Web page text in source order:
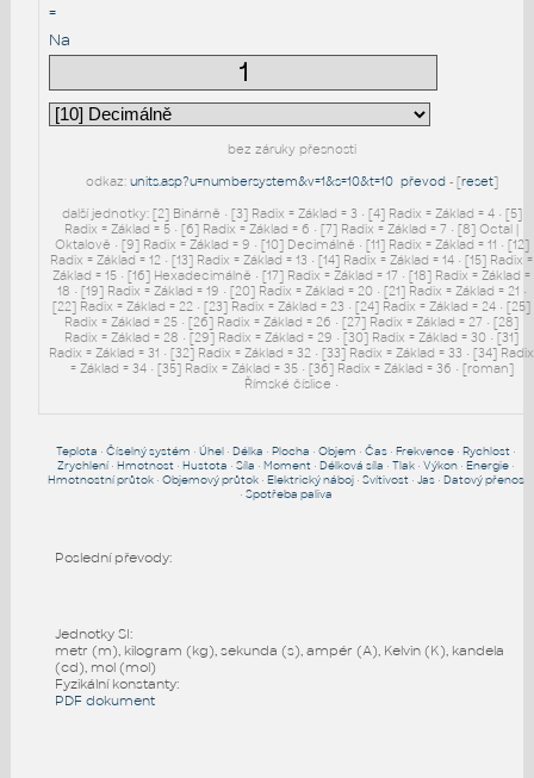
=
Na
bez záruky přesnosti
odkaz: units.asp?u=numbersystem&v=1&s=10&t=10 převod- [reset]
další jednotky: [2] Binárně • [3] Radix = Základ = 3 • [4] Radix = Základ = 4 • [5]
Radix = Základ = 5 • [6] Radix = Základ = 6 • [7] Radix = Základ = 7 • [8] Octal |
Oktalově • [9] Radix = Základ = 9 • [10] Decimálně • [11] Radix = Základ = 11 • [12]
Radix = Základ = 12 • [13] Radix = Základ = 13 • [14] Radix = Základ = 14 • [15] Radix =
Základ = 15 • [16] Hexadecimálně • [17] Radix = Základ = 17 • [18] Radix = Základ =
18 • [19] Radix = Základ = 19 • [20] Radix = Základ = 20 • [21] Radix = Základ = 21 •
[22] Radix = Základ = 22 • [23] Radix = Základ = 23 • [24] Radix = Základ = 24 • [25]
Radix = Základ = 25 • [26] Radix = Základ = 26 • [27] Radix = Základ = 27 • [28]
Radix = Základ = 28 • [29] Radix = Základ = 29 • [30] Radix = Základ = 30 • [31]
Radix = Základ = 31 • [32] Radix = Základ = 32 • [33] Radix = Základ = 33 • [34] Radix
= Základ = 34 • [35] Radix = Základ = 35 • [36] Radix = Základ = 36 • [roman]
Římské číslice •
Teplota • Číselný systém • Úhel• Délka • Plocha • Objem • Čas• Frekvence• Rychlost•
Zrychlení• Hmotnost• Hustota • Síla • Moment• Délková síla • Tlak• Výkon• Energie•
Hmotnostní průtok• Objemový průtok• Elektrický náboj• Svítivost• Jas• Datový přenos
• Spotřeba paliva
Poslední převody:
Jednotky SI:
metr (m), kilogram (kg), sekunda (s), ampér (A), Kelvin (K), kandela
(cd), mol (mol)
Fyzikální konstanty:
PDF dokument